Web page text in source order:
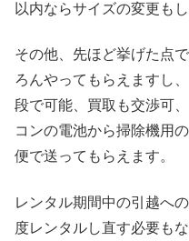
以内ならサイズの変更も
その他、先ほど挙げた点
ろんやってもらえますし
段で可能、買取も交渉可
コンの電池から掃除機用
便で送ってもらえます。
レンタル期間中の引越へ
度レンタルし直す必要も